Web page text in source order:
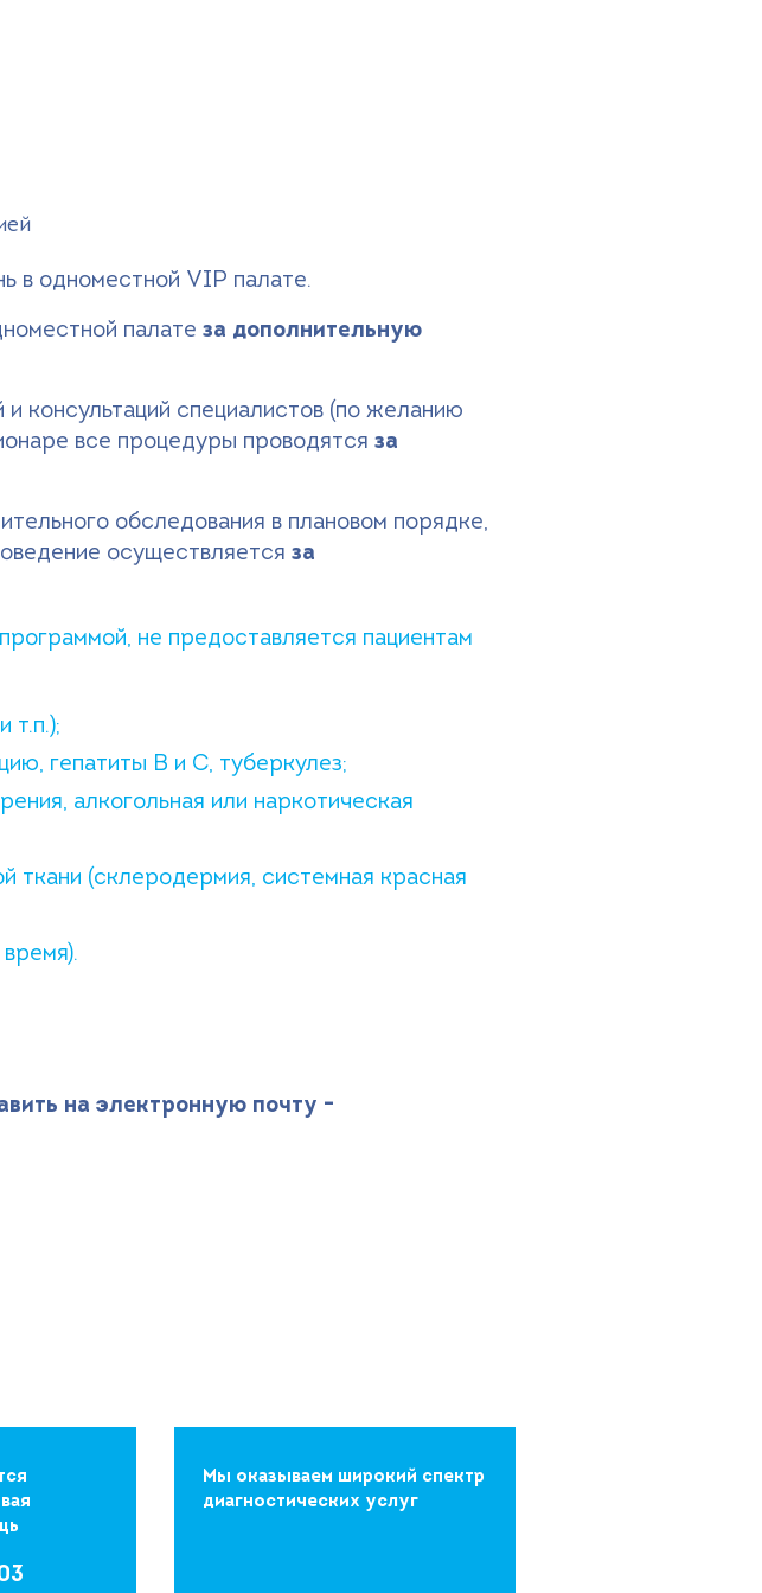
в одноместной VIP палате.
палате за дополнительную
консультаций специалистов (по желанию
все процедуры проводятся за
обследования в плановом порядке,
осуществляется за
не предоставляется пациентам
т.п.);
гепатиты В и С, туберкулез;
алкогольная или наркотическая
ткани (склеродермия, системная красная
на электронную почту -
Мы оказываем широкий спектр
диагностических услуг